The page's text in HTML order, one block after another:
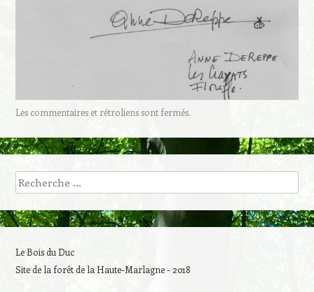
Les commentaires et rétroliens sont fermés.
Recherche
Le Bois du Duc
Site de la forêt de la Haute-Marlagne - 2018